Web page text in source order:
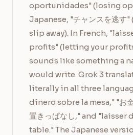
oportunidades" (losing
Japanese, "チャンスを逃
slip away). In French,
profits" (letting your
sounds like something a
would write. Grok 3
literally in all three
dinero sobre la mesa," "お
置きっぱなし," and "laisser
table." The Japanese